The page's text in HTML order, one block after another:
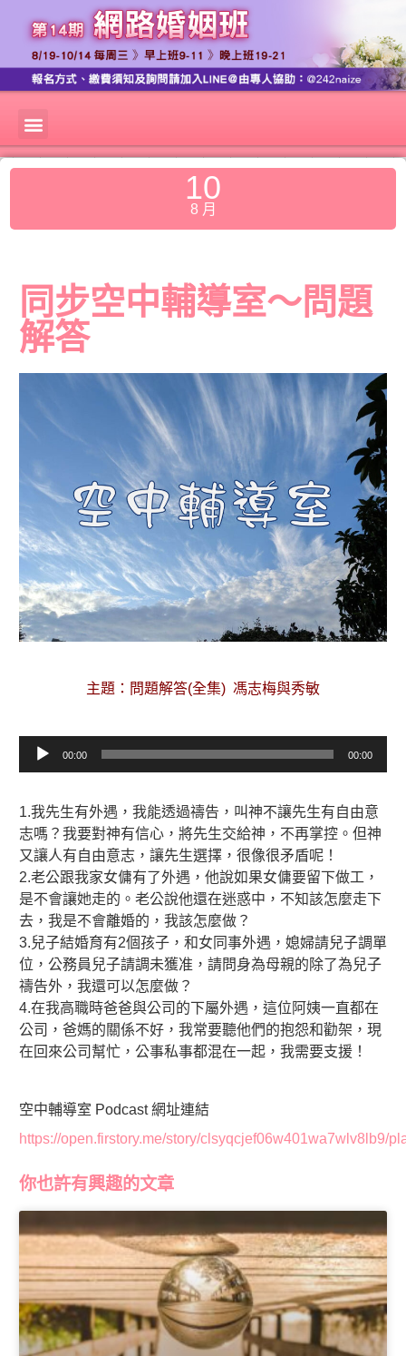
10
8 月
同步空中輔導室～問題
解答
主題：問題解答(全集) 馮志梅與秀敏
放
器
00:00 00:00
1.我先生有外遇，我能透過禱告，叫神不讓先生有自由意
志嗎？我要對神有信心，將先生交給神，不再掌控。但神
又讓人有自由意志，讓先生選擇，很像很矛盾呢！
2.老公跟我家女傭有了外遇，他說如果女傭要留下做工，
是不會讓她走的。老公說他還在迷惑中，不知該怎麼走下
去，我是不會離婚的，我該怎麼做？
3.兒子結婚育有2個孩子，和女同事外遇，媳婦請兒子調單
位，公務員兒子請調未獲准，請問身為母親的除了為兒子
禱告外，我還可以怎麼做？
4.在我高職時爸爸與公司的下屬外遇，這位阿姨一直都在
公司，爸媽的關係不好，我常要聽他們的抱怨和勸架，現
在回來公司幫忙，公事私事都混在一起，我需要支援！
空中輔導室 Podcast 網址連結
https://open.firstory.me/story/clsyqcjef06w401wa7wlv8lb9/
你也許有興趣的文章